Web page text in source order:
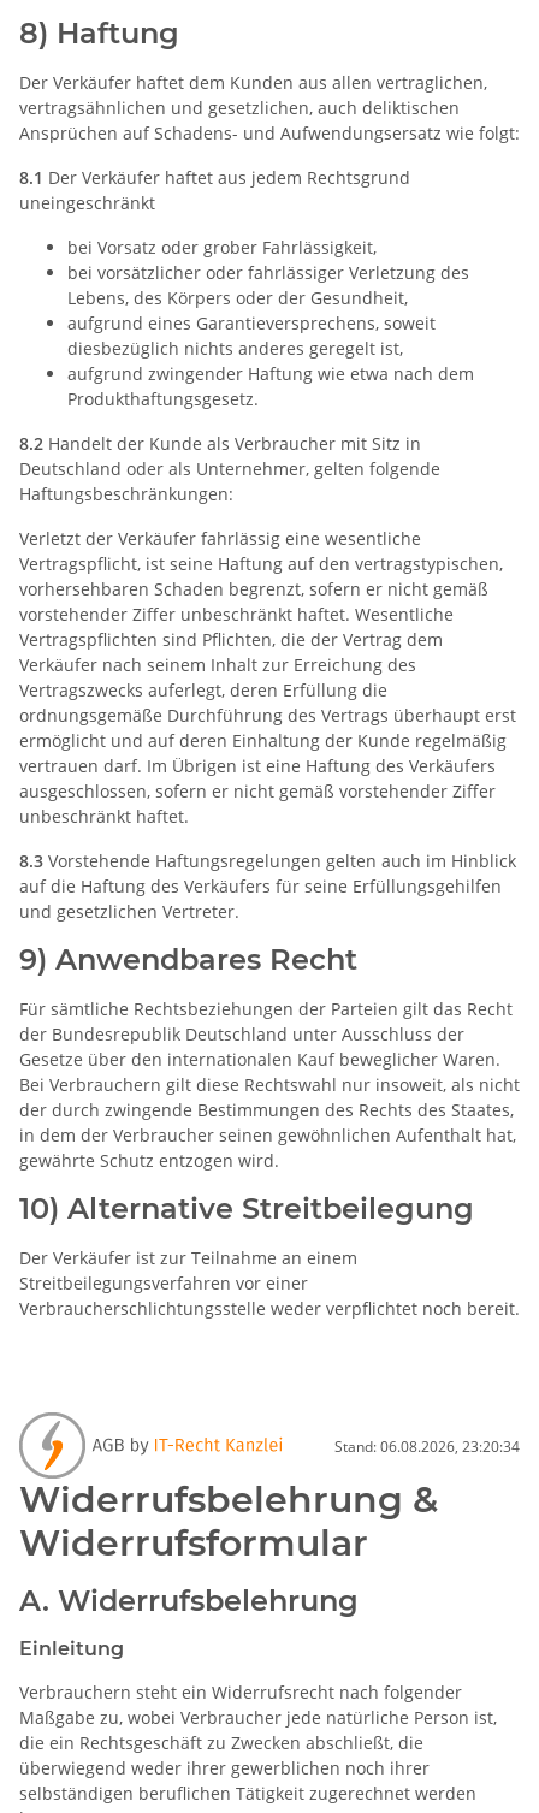
8) Haftung
Der Verkäufer haftet dem Kunden aus allen vertraglichen,
vertragsähnlichen und gesetzlichen, auch deliktischen
Ansprüchen auf Schadens- und Aufwendungsersatz wie folgt:
8.1 Der Verkäufer haftet aus jedem Rechtsgrund
uneingeschränkt
bei Vorsatz oder grober Fahrlässigkeit,
bei vorsätzlicher oder fahrlässiger Verletzung des
Lebens, des Körpers oder der Gesundheit,
aufgrund eines Garantieversprechens, soweit
diesbezüglich nichts anderes geregelt ist,
aufgrund zwingender Haftung wie etwa nach dem
Produkthaftungsgesetz.
8.2 Handelt der Kunde als Verbraucher mit Sitz in
Deutschland oder als Unternehmer, gelten folgende
Haftungsbeschränkungen:
Verletzt der Verkäufer fahrlässig eine wesentliche
Vertragspflicht, ist seine Haftung auf den vertragstypischen,
vorhersehbaren Schaden begrenzt, sofern er nicht gemäß
vorstehender Ziffer unbeschränkt haftet. Wesentliche
Vertragspflichten sind Pflichten, die der Vertrag dem
Verkäufer nach seinem Inhalt zur Erreichung des
Vertragszwecks auferlegt, deren Erfüllung die
ordnungsgemäße Durchführung des Vertrags überhaupt erst
ermöglicht und auf deren Einhaltung der Kunde regelmäßig
vertrauen darf. Im Übrigen ist eine Haftung des Verkäufers
ausgeschlossen, sofern er nicht gemäß vorstehender Ziffer
unbeschränkt haftet.
8.3 Vorstehende Haftungsregelungen gelten auch im Hinblick
auf die Haftung des Verkäufers für seine Erfüllungsgehilfen
und gesetzlichen Vertreter.
9) Anwendbares Recht
Für sämtliche Rechtsbeziehungen der Parteien gilt das Recht
der Bundesrepublik Deutschland unter Ausschluss der
Gesetze über den internationalen Kauf beweglicher Waren.
Bei Verbrauchern gilt diese Rechtswahl nur insoweit, als nicht
der durch zwingende Bestimmungen des Rechts des Staates,
in dem der Verbraucher seinen gewöhnlichen Aufenthalt hat,
gewährte Schutz entzogen wird.
10) Alternative Streitbeilegung
Der Verkäufer ist zur Teilnahme an einem
Streitbeilegungsverfahren vor einer
Verbraucherschlichtungsstelle weder verpflichtet noch bereit.
Stand: 06.08.2026, 23:20:34
Widerrufsbelehrung &
Widerrufsformular
A. Widerrufsbelehrung
Einleitung
Verbrauchern steht ein Widerrufsrecht nach folgender
Maßgabe zu, wobei Verbraucher jede natürliche Person ist,
die ein Rechtsgeschäft zu Zwecken abschließt, die
überwiegend weder ihrer gewerblichen noch ihrer
selbständigen beruflichen Tätigkeit zugerechnet werden